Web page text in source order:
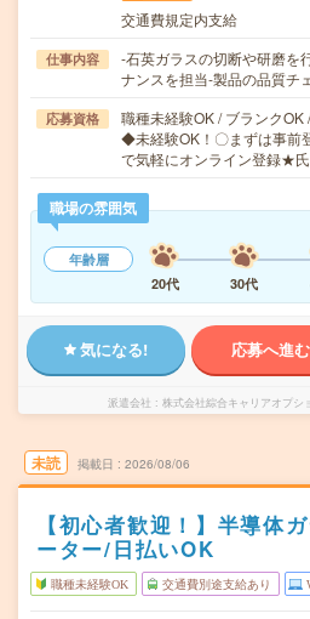
交通費規定内支給
仕事内容
-石英ガラスの切断や研磨を
ナンスを担当-製品の品質チ
応募資格
職種未経験OK / ブランクOK
◆未経験OK！〇まずは事前
で気軽にオンライン登録★
職場の雰囲気
年齢層
20代
30代
気になる! 応募へ進む
派遣会社 株式会社綜合キャリアオプシ
未読 掲載日 2026/08/06
【初心者歓迎！】半導体
ーター/日払いOK
職種未経験OK 交通費別途支給あり